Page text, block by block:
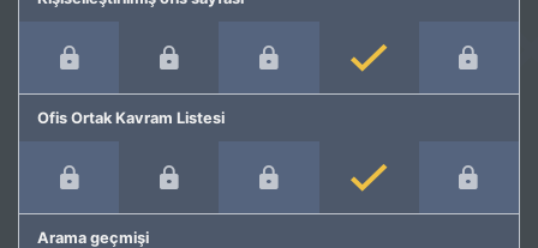
Ofis Ortak Kavram Listesi
Arama geçmişi